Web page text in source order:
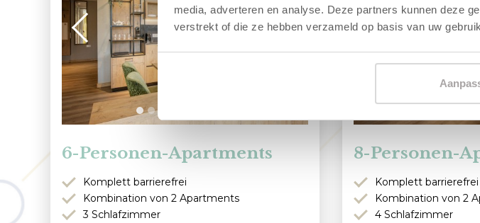
media, adverteren en analyse. Deze partners kunnen deze
verstrekt of die ze hebben verzameld op basis van uw
6-Personen-Apartments
Komplett barrierefrei
Kombination von 2 Apartments
3 Schlafzimmer
8-Personen-
Komplett barrierefrei
Kombination von 2
4 Schlafzimmer